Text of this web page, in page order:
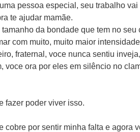
pessoa especial, seu trabalho
te ajudar mamãe.
da bondade que tem no
com muito, muito maior
fraternal, voce nunca sentiu
voce ora por eles em silêncio no
fazer poder viver isso.
cobre por sentir minha falta e agora